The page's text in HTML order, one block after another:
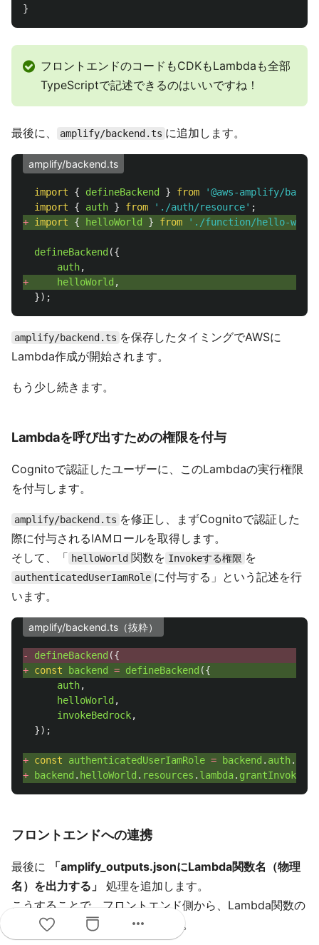
}
フロントエンドのコードもCDKもLambdaも全部
TypeScriptで記述できるのはいいですね！
最後に、 amplify/backend.ts に追加します。
amplify/backend.ts
import { defineBackend } from '@aws-amplify/
import
{ auth } from ' ./auth/resource' ;
+ import { helloWorld } from ' ./function/hello-
defineBackend ({
auth,
+
helloWorld ,
});
amplify/backend.ts を保存したタイミングでAWSに
Lambda作成が開始されます。
もう少し続きます。
Lambdaを呼び出すための権限を付与
Cognitoで認証したユーザーに、このLambdaの実行権限
を付与します。
amplify/backend.ts を修正し、まずCognitoで認証した
際に付与されるIAMロールを取得します。
そして、「 helloWorld 関数を Invokeする権限 を
authenticatedUserIamRole に付与する」という記述を行
います。
amplify/backend.ts（抜粋）
- defineBackend ({
+ const backend = defineBackend ({
auth,
helloWorld ,
invokeBedrock,
});
+ const authenticatedUserIamRole = backend . auth.
+
backend . helloWorld . resources . lambda. grantInvoke
フロントエンドへの連携
最後に
「amplify_outputs.jsonにLambda関数名（物理
名）を出力する」
処理を追加します。
こうすることで、フロントエンド側から、Lambda関数の
物理名を参照することができます。
more_horiz